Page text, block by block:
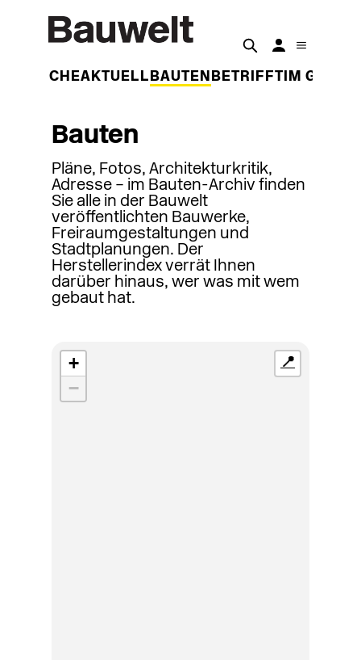
WOCHEAKTUELL BAUTEN BETRIFFT IM
Bauten
Pläne, Fotos, Architekturkritik,
Adresse – im Bauten-Archiv finden
Sie alle in der Bauwelt
veröffentlichten Bauwerke,
Freiraumgestaltungen und
Stadtplanungen. Der
Herstellerindex verrät Ihnen
darüber hinaus, wer was mit wem
gebaut hat.
+
−
📍